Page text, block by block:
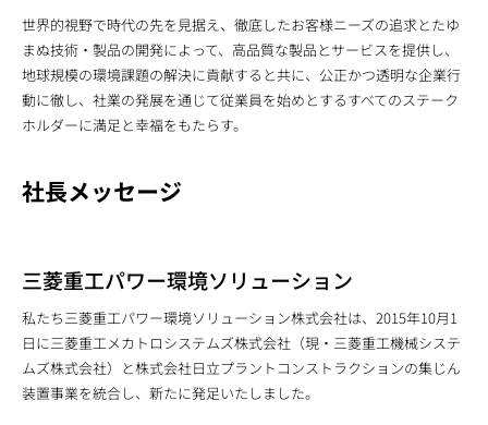
世界的視野で時代の先を見据え、徹底したお客様ニーズの追求とたゆ
まぬ技術・製品の開発によって、高品質な製品とサービスを提供し、
地球規模の環境課題の解決に貢献すると共に、公正かつ透明な企業行
動に徹し、社業の発展を通じて従業員を始めとするすべてのステーク
ホルダーに満足と幸福をもたらす。
社長メッセージ
三菱重工パワー環境ソリューション
私たち三菱重工パワー環境ソリューション株式会社は、2015年10月1
日に三菱重工メカトロシステムズ株式会社（現・三菱重工機械システ
ムズ株式会社）と株式会社日立プラントコンストラクションの集じん
装置事業を統合し、新たに発足いたしました。